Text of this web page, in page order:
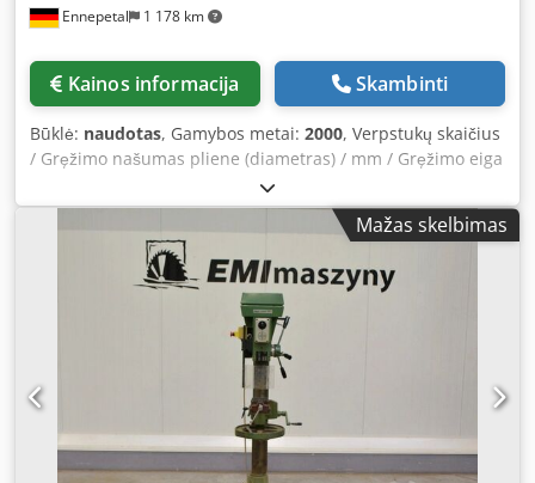
Ennepetal 1 178 km
Kainos informacija Skambinti
Būklė: naudotas, Gamybos metai: 2000, Verpstukų skaičius
/ Gręžimo našumas pliene (diametras) / mm / Gręžimo eiga
/ mm / FINIS BD13M – stalinė gręžimo staklė Crsdpey S Dm
Ssfx Aiqsf
Mažas skelbimas